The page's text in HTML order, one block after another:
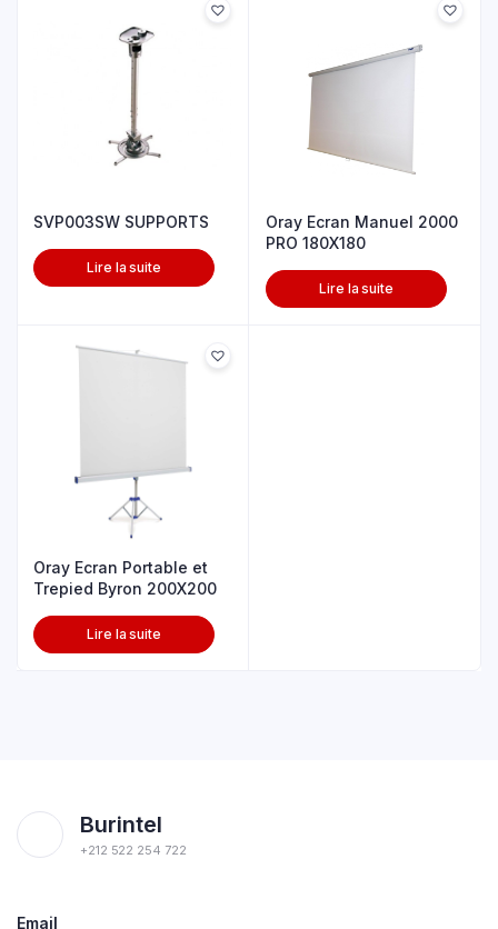
SVP003SW SUPPORTS
Lire la suite
Oray Ecran Manuel 2000
PRO 180X180
Lire la suite
Oray Ecran Portable et
Trepied Byron 200X200
Lire la suite
Burintel
+212 522 254 722
Email